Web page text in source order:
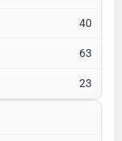
40
63
23